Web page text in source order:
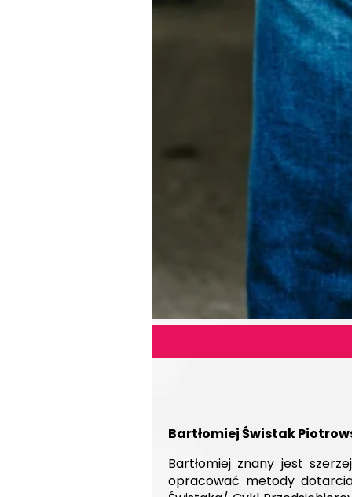
Bartłomiej Świstak
Bartłomiej znany jest
opracować metody